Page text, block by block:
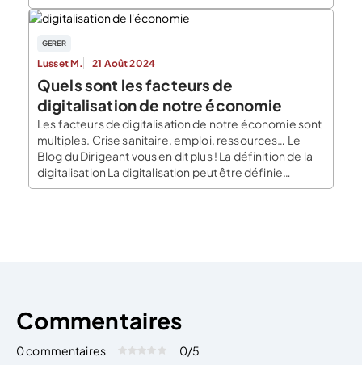
conforme au regard de la réglementation relative au
données personnelles (RGPD). DPO signification :
Quelles sont les missions […]
GERER
Lusset M. 21 Août 2024
Quels sont les facteurs de
digitalisation de notre économie
Les facteurs de digitalisation de notre économie sont
multiples. Crise sanitaire, emploi, ressources… Le
Blog du Dirigeant vous en dit plus ! La définition de la
digitalisation La digitalisation peut être définie
comme étant un phénomène qui vise à introduire de
Commentaires
0 commentaires Évaluez cet article:
0/5